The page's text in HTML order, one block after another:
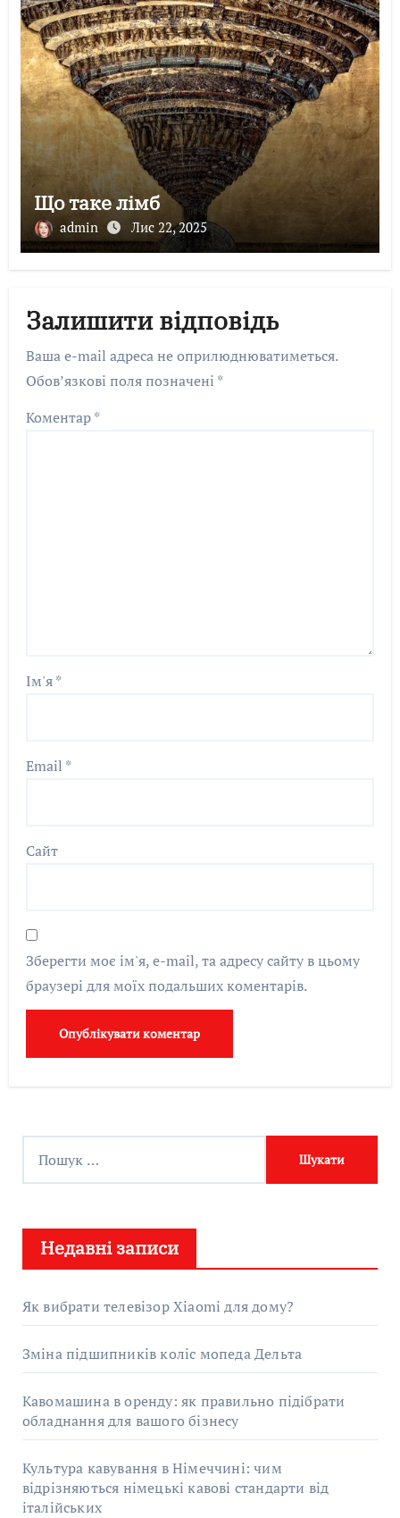
Що таке лімб
admin Лис 22, 2025
Залишити відповідь
Ваша e-mail адреса не оприлюднюватиметься.
Обов’язкові поля позначені *
Коментар*
Ім'я*
Email *
Сайт
Зберегти моє ім'я, e-mail, та адресу сайту в цьому
браузері для моїх подальших коментарів.
:
Недавні записи
Як вибрати телевізор Xiaomi для дому?
Зміна підшипників коліс мопеда Дельта
Кавомашина в оренду: як правильно підібрати
обладнання для вашого бізнесу
Культура кавування в Німеччині: чим
відрізняються німецькі кавові стандарти від
італійських